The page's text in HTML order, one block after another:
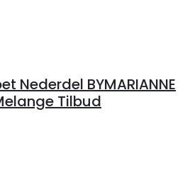
Nederdel BYMARIANNE
Tilbud